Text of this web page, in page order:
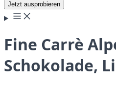
Jetzt ausprobieren
Fine Carrè
Schokolade,